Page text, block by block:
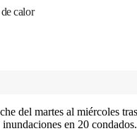
calor
del martes al miércoles tras
en 20 condados.